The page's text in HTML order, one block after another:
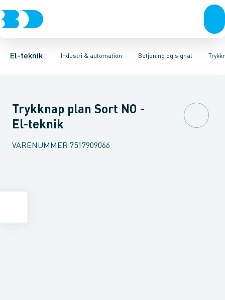
El-teknik Industri & automation
Afbrydere, stikkontakter & lampeudtagForgreningsmateriel
Betjening og signal
Industristiksystemer Frekvensomformere og softstartere
TrykknaphovedLystårn element, optiskTilslutningsmodul
Trykknap plan Sort NO -
El-teknik
VARENUMMER 7517909066